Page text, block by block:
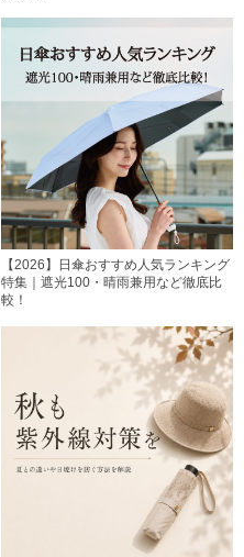
【2026】日傘おすすめ人気ランキング
特集｜遮光100・晴雨兼用など徹底比
較！